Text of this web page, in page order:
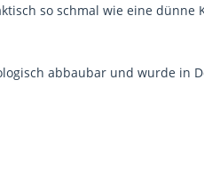
so schmal wie eine
abbaubar und wurde in